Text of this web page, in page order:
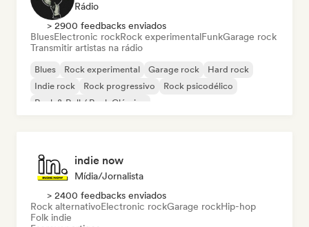
Rádio
> 2900 feedbacks enviados
BluesElectronic rockRock experimentalFunkGarage rock
Transmitir artistas na rádio
Blues Rock experimental Garage rock
Hard rock
Indie rock
Rock progressivo
Rock psicodélico
Rock & Roll / Rock Clássico
indie now
Mídia/Jornalista
> 2400 feedbacks enviados
Rock alternativoElectronic rockGarage rockHip-hop
Folk indie